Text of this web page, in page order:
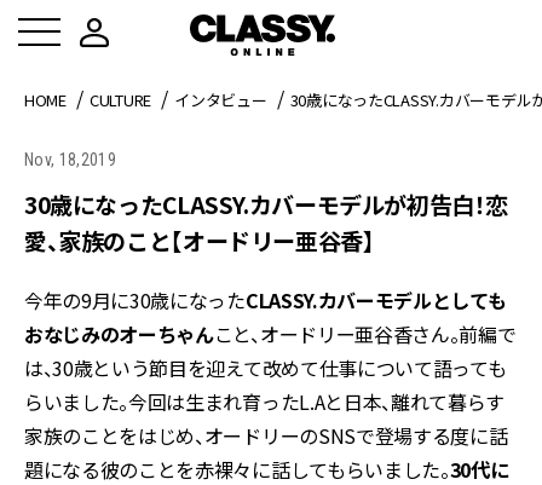
HOME CULTURE インタビュー 30歳になったCLASSY.カバーモデ
Nov, 18,2019
30歳になったCLASSY.カバーモデルが初告白！恋
愛、家族のこと【オードリー亜谷香】
今年の9月に30歳になったCLASSY.カバーモデルとしても
おなじみのオーちゃんこと、オードリー亜谷香さん。前編で
は、30歳という節目を迎えて改めて仕事について語っても
らいました。今回は生まれ育ったL.Aと日本、離れて暮らす
家族のことをはじめ、オードリーのSNSで登場する度に話
題になる彼のことを赤裸々に話してもらいました。30代に